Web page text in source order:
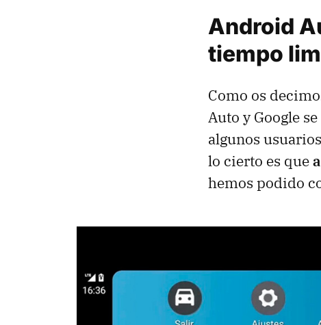
Android
tiempo
Como os
Auto y Google
algunos
lo cierto es que
hemos podido